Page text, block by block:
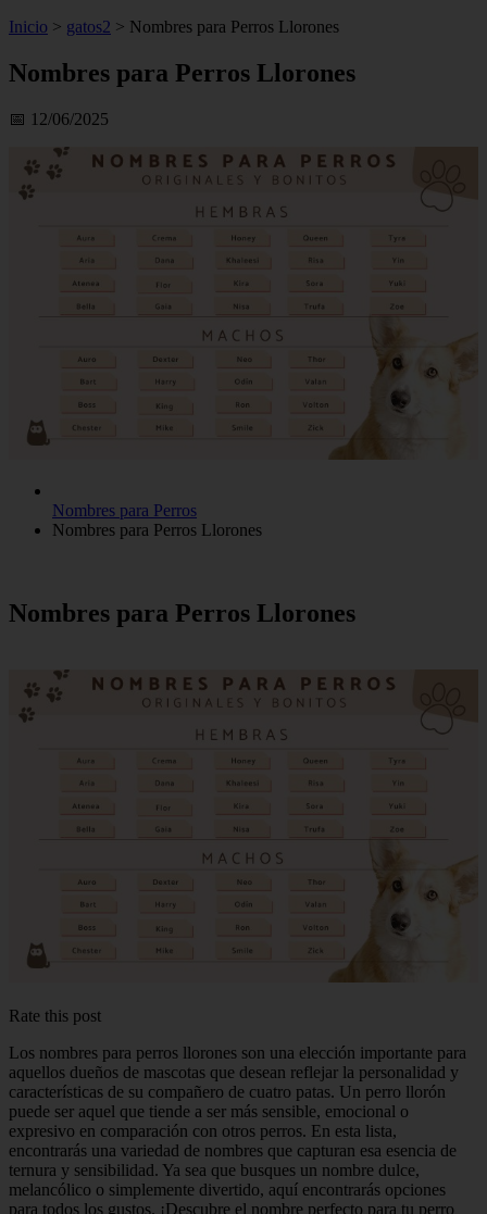
Inicio > gatos2 > Nombres para Perros Llorones
Nombres para Perros Llorones
📅 12/06/2025
Nombres para Perros
Nombres para Perros Llorones
Nombres para Perros Llorones
Rate this post
Los nombres para perros llorones son una elección importante para
aquellos dueños de mascotas que desean reflejar la personalidad y
características de su compañero de cuatro patas. Un perro llorón
puede ser aquel que tiende a ser más sensible, emocional o
expresivo en comparación con otros perros. En esta lista,
encontrarás una variedad de nombres que capturan esa esencia de
ternura y sensibilidad. Ya sea que busques un nombre dulce,
melancólico o simplemente divertido, aquí encontrarás opciones
para todos los gustos. ¡Descubre el nombre perfecto para tu perro